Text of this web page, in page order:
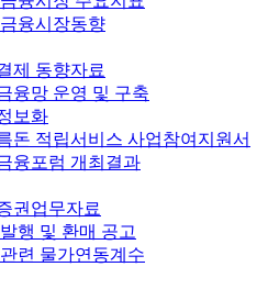
융시장동향
제 동향자료
융망 운영 및 구축
보화
돈 적립서비스 사업참여지원서
융포럼 개최결과
권업무자료
행 및 환매 공고
련 물가연동계수